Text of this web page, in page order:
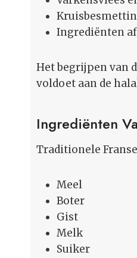
Ingrediënten
Het begrijpen van
voldoet aan de
Ingrediënten
Traditionele
Meel
Boter
Gist
Melk
Suiker